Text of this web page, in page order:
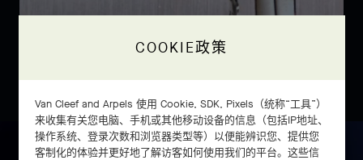
COOKIE政策
Van Cleef and Arpels 使用 Cookie, SDK, Pixels（统称“工具”）
来收集有关您电脑、手机或其他移动设备的信息（包括IP地址、
操作系统、登录次数和浏览器类型等）以便能辨识您、提供您
客制化的体验并更好地了解访客如何使用我们的平台。这些信